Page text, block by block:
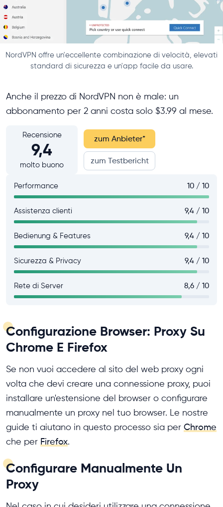
NordVPN offre un'eccellente combinazione di velocità, elevati
standard di sicurezza e un'app facile da usare.
Anche il prezzo di NordVPN non è male: un
abbonamento per 2 anni costa solo $3.99 al mese.
Recensione
9,4
molto buono
zum Anbieter*
zum Testbericht
Performance 10 / 10
Assistenza clienti 9,4 / 10
Bedienung & Features 9,4 / 10
Sicurezza & Privacy 9,4 / 10
Rete di Server 8,6 / 10
Configurazione Browser: Proxy Su
Chrome E Firefox
Se non vuoi accedere al sito del web proxy ogni
volta che devi creare una connessione proxy, puoi
installare un'estensione del browser o configurare
manualmente un proxy nel tuo browser. Le nostre
guide ti aiutano in questo processo sia per Chrome
che per Firefox.
Configurare Manualmente Un
Proxy